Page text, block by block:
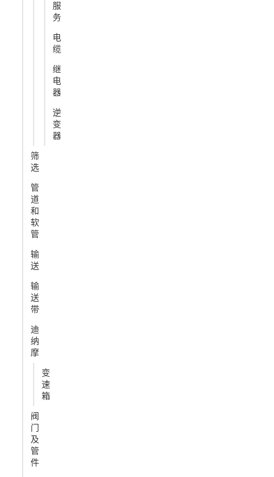
服
务
电
缆
继
电
器
逆
变
器
筛
选
管
道
和
软
管
输
送
输
送
带
迪
纳
摩
变
速
箱
阀
门
及
管
件